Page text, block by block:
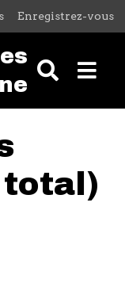
principal
Enregistrez-vous
total)